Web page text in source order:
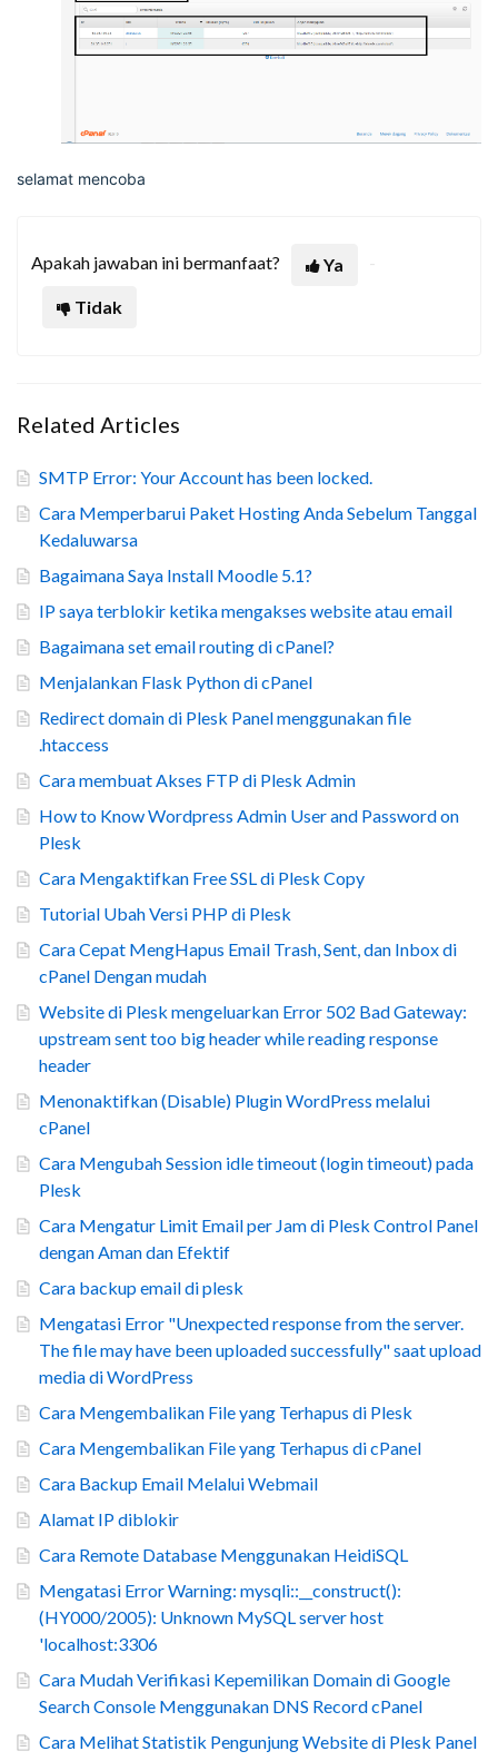
selamat mencoba
Apakah jawaban ini bermanfaat?
Ya
Tidak
Related Articles
SMTP Error: Your Account has been locked.
Cara Memperbarui Paket Hosting Anda Sebelum Tanggal
Kedaluwarsa
Bagaimana Saya Install Moodle 5.1?
IP saya terblokir ketika mengakses website atau email
Bagaimana set email routing di cPanel?
Menjalankan Flask Python di cPanel
Redirect domain di Plesk Panel menggunakan file
.htaccess
Cara membuat Akses FTP di Plesk Admin
How to Know Wordpress Admin User and Password on
Plesk
Cara Mengaktifkan Free SSL di Plesk Copy
Tutorial Ubah Versi PHP di Plesk
Cara Cepat MengHapus Email Trash, Sent, dan Inbox di
cPanel Dengan mudah
Website di Plesk mengeluarkan Error 502 Bad Gateway:
upstream sent too big header while reading response
header
Menonaktifkan (Disable) Plugin WordPress melalui
cPanel
Cara Mengubah Session idle timeout (login timeout) pada
Plesk
Cara Mengatur Limit Email per Jam di Plesk Control Panel
dengan Aman dan Efektif
Cara backup email di plesk
Mengatasi Error "Unexpected response from the server.
The file may have been uploaded successfully" saat upload
media di WordPress
Cara Mengembalikan File yang Terhapus di Plesk
Cara Mengembalikan File yang Terhapus di cPanel
Cara Backup Email Melalui Webmail
Alamat IP diblokir
Cara Remote Database Menggunakan HeidiSQL
Mengatasi Error Warning: mysqli::__construct():
(HY000/2005): Unknown MySQL server host
'localhost:3306
Cara Mudah Verifikasi Kepemilikan Domain di Google
Search Console Menggunakan DNS Record cPanel
Cara Melihat Statistik Pengunjung Website di Plesk Panel